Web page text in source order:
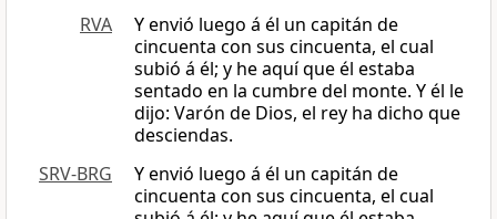
RVA
Y envió luego á él un capitán de
cincuenta con sus cincuenta, el cual
subió á él; y he aquí que él estaba
sentado en la cumbre del monte. Y él le
dijo: Varón de Dios, el rey ha dicho que
desciendas.
SRV-BRG
Y envió luego á él un capitán de
cincuenta con sus cincuenta, el cual